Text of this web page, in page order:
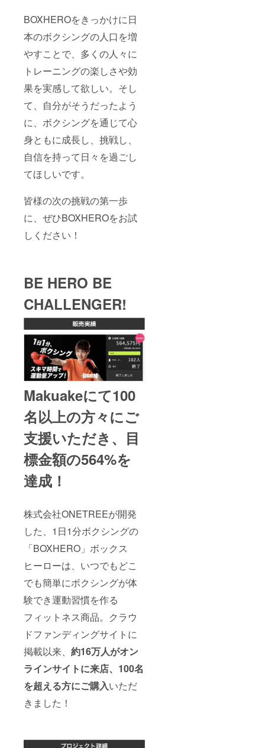
BOXHEROをきっかけに日
本のボクシングの人口を増
やすことで、多くの人々に
トレーニングの楽しさや効
果を実感して欲しい。そし
て、自分がそうだったよう
に、ボクシングを通じて心
身ともに成長し、挑戦し、
自信を持って日々を過ごし
てほしいです。
皆様の次の挑戦の第一歩
に、ぜひBOXHEROをお試
しください！
BE HERO BE
CHALLENGER!
Makuakeにて100
名以上の方々にご
支援いただき、目
標金額の564%を
達成！
株式会社ONETREEが開発
した、1日1分ボクシングの
「BOXHERO」ボックス
ヒーローは、いつでもどこ
でも簡単にボクシングが体
験でき運動習慣を作る
フィットネス商品。クラウ
ドファンディングサイトに
掲載以来、 約16万人がオン
ラインサイトに来店、100名
を超える方にご購入いただ
きました！